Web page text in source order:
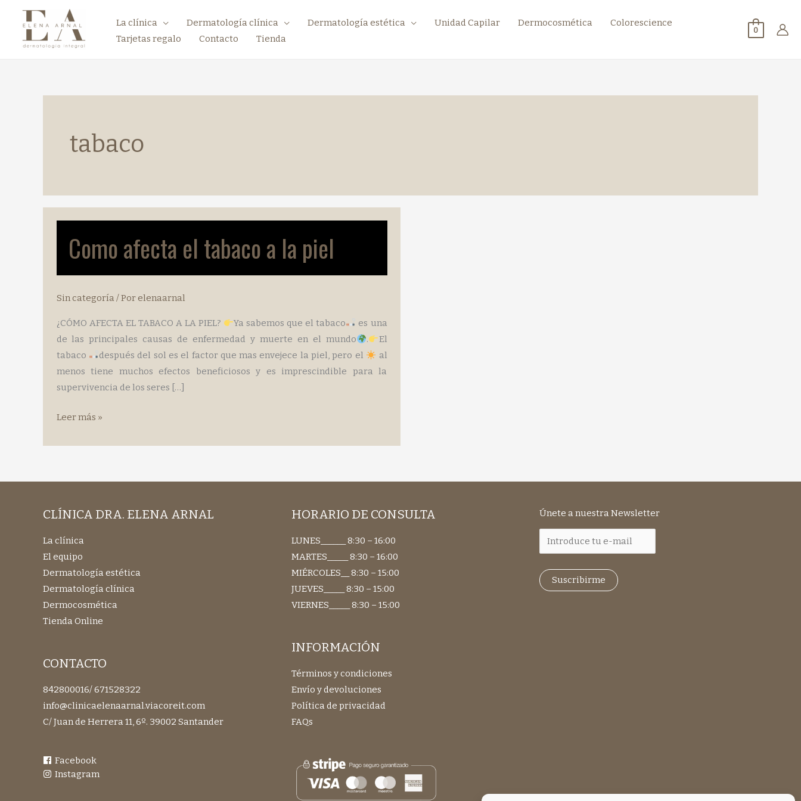
La clínica Dermatología clínica Dermatología estética Unidad Capilar Dermocosmética
Colorescience
Tarjetas regalo
Contacto Tienda
0
tabaco
Como afecta el tabaco a la piel
Sin categoría / Por elenaarnal
¿CÓMO AFECTA EL TABACO A LA PIEL? Ya sabemos que el tabaco
es una
de las principales causas de enfermedad y muerte en el mundo
.
El
tabaco
después del sol es el factor que mas envejece la piel, pero el
al
menos tiene muchos efectos beneficiosos y es imprescindible para la
supervivencia de los seres […]
Como
el
a
piel
Leer más »
CLÍNICA DRA. ELENA ARNAL
La clínica
El equipo
Dermatología estética
Dermatología clínica
Dermocosmética
Tienda Online
CONTACTO
842800016/671528322
info@clinicaelenaarnal.viacoreit.com
C/ Juan de Herrera 11, 6º. 39002 Santander
Facebook
Instagram
HORARIO DE CONSULTA
LUNES______ 8:30 – 16:00
MARTES_____ 8:30 – 16:00
MIÉRCOLES__ 8:30 – 15:00
JUEVES_____ 8:30 – 15:00
VIERNES_____ 8:30 – 15:00
INFORMACIÓN
Términos y condiciones
Envío y devoluciones
Política de privacidad
FAQs
Únete a nuestra Newsletter